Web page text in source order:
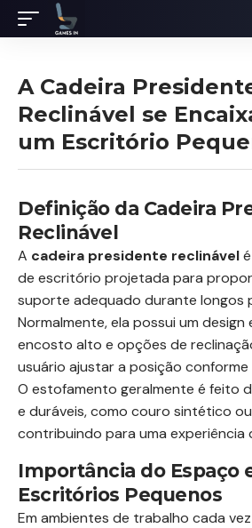
A Cadeira
Reclinável se
um Escritório
Definição da Cadeira
Reclinável
A cadeira presidente reclinável
de escritório projetada para
suporte adequado durante longos
Normalmente, ela possui um design
encosto alto e opções de
usuário ajustar a posição conforme
O estofamento geralmente é feito
e duráveis, como couro sintético
contribuindo para uma experiência
Importância do Espaço
Escritórios Pequenos
Em ambientes de trabalho cada